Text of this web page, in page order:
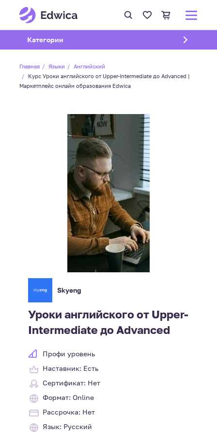
Открыть подменю
Категории
Главная Языки
Английский
Курс Уроки английского от Upper-Intermediate до Advanced |
Маркетплейс онлайн образования Edwica
Skyeng
Уроки английского от Upper-
Intermediate до Advanced
Профи уровень
Наставник: Есть
Сертификат: Нет
Формат: Online
Рассрочка: Нет
Язык: Русский